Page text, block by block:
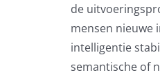
de
mensen nieuwe
intelligentie
semantische of